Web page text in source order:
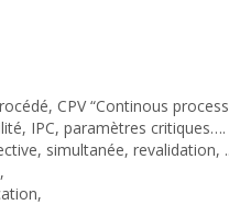
CPV “Continous process
IPC, paramètres critiques….
simultanée, revalidation,